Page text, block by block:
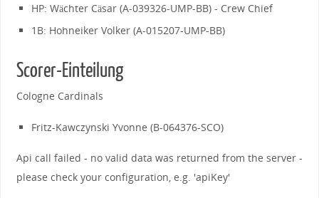
HP: Wächter Cäsar (A-039326-UMP-BB) - Crew Chief
1B: Hohneiker Volker (A-015207-UMP-BB)
Scorer-Einteilung
Cologne Cardinals
Fritz-Kawczynski Yvonne (B-064376-SCO)
Api call failed - no valid data was returned from the server -
please check your configuration, e.g. 'apiKey'